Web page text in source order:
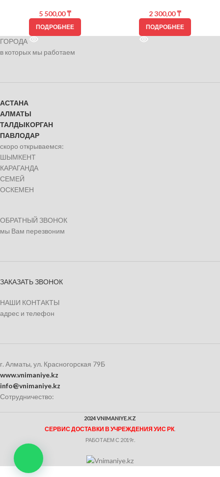
5 500,00₸
ПОДРОБНЕЕ
2 300,00₸
ПОДРОБНЕЕ
ГОРОДА
в которых мы работаем
АСТАНА
АЛМАТЫ
ТАЛДЫКОРГАН
ПАВЛОДАР
скоро открываемся:
ШЫМКЕНТ
КАРАГАНДА
СЕМЕЙ
ОСКЕМЕН
ОБРАТНЫЙ ЗВОНОК
мы Вам перезвоним
ЗАКАЗАТЬ ЗВОНОК
НАШИ КОНТАКТЫ
адрес и телефон
г. Алматы, ул. Красногорская 79Б
www.vnimaniye.kz
info@vnimaniye.kz
Сотрудничество:
2024 VNIMANIYE.KZ
СЕРВИС ДОСТАВКИ В УЧРЕЖДЕНИЯ УИС РК
РАБОТАЕМ С 2019г.